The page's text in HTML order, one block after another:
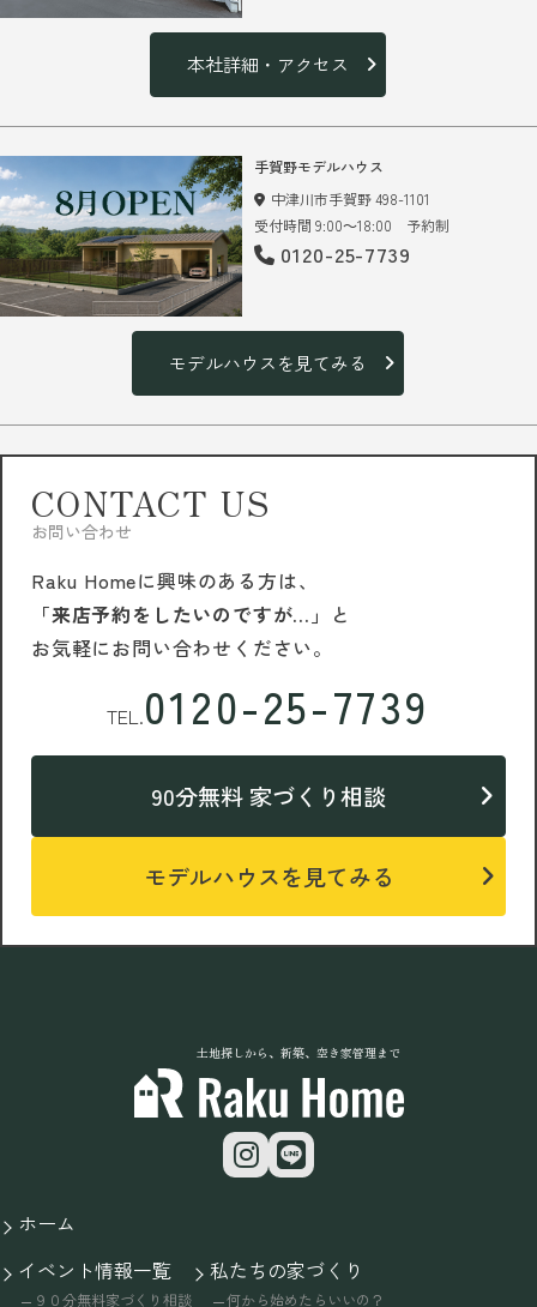
本社詳細・アクセス
手賀野モデルハウス
中津川市手賀野 498-1101
受付時間 9:00～18:00 予約制
0120-25-7739
モデルハウスを見てみる
CONTACT US
お問い合わせ
Raku Homeに興味のある方は、
「来店予約をしたいのですが…」 と
お気軽にお問い合わせください。
TEL.0120-25-7739
90分無料 家づくり相談
モデルハウスを見てみる
土地探しから、新築、空き家管理まで
ホーム
イベント情報一覧
９０分無料家づくり相談
私たちの家づくり
何から始めたらいいの？